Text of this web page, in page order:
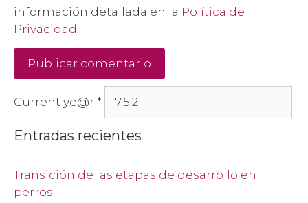
información detallada en la Política de
Privacidad.
Current ye@r *
Entradas recientes
Transición de las etapas de desarrollo en
perros